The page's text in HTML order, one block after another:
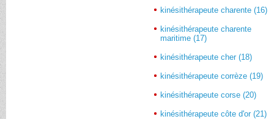
kinésithérapeute charente (16)
kinésithérapeute charente
maritime (17)
kinésithérapeute cher (18)
kinésithérapeute corrèze (19)
kinésithérapeute corse (20)
kinésithérapeute côte d'or (21)